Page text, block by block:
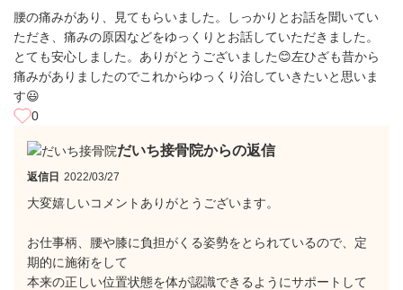
腰の痛みがあり、見てもらいました。しっかりとお話を聞いてい
ただき、痛みの原因などをゆっくりとお話していただきました。
とても安心しました。ありがとうございました😊左ひざも昔から
痛みがありましたのでこれからゆっくり治していきたいと思いま
す😃
0
だいち接骨院からの返信
返信日 2022/03/27
大変嬉しいコメントありがとうございます。
お仕事柄、腰や膝に負担がくる姿勢をとられているので、定
期的に施術をして
本来の正しい位置状態を体が認識できるようにサポートして